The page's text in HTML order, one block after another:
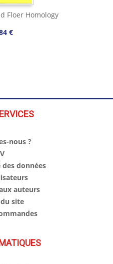
Floer Homology
€
nous ?
données
auteurs
site